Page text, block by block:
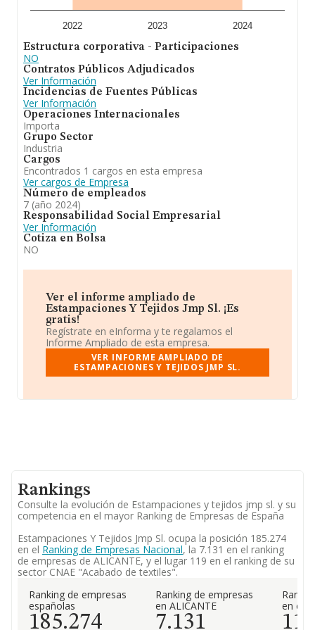
2022 2023 2024
Estructura corporativa - Participaciones
NO
Contratos Públicos Adjudicados
Ver Información
Incidencias de Fuentes Públicas
Ver Información
Operaciones Internacionales
Importa
Grupo Sector
Industria
Cargos
Encontrados 1 cargos en esta empresa
Ver cargos de Empresa
Número de empleados
7 (año 2024)
Responsabilidad Social Empresarial
Ver Información
Cotiza en Bolsa
NO
Ver el informe ampliado de
Estampaciones Y Tejidos Jmp Sl. ¡Es
gratis!
Regístrate en eInforma y te regalamos el
Informe Ampliado de esta empresa.
VER INFORME AMPLIADO DE
ESTAMPACIONES Y TEJIDOS JMP SL.
Rankings
Consulte la evolución de Estampaciones y tejidos jmp sl. y su
competencia en el mayor Ranking de Empresas de España
Estampaciones Y Tejidos Jmp Sl. ocupa la posición 185.274
en el Ranking de Empresas Nacional, la 7.131 en el ranking
de empresas de ALICANTE, y el lugar 119 en el ranking de su
sector CNAE "Acabado de textiles".
Ranking de empresas
españolas
185.274
Ranking de empresas
en ALICANTE
7.131
en el
119